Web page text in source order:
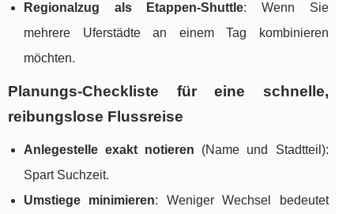
Regionalzug als Etappen-Shuttle: Wenn Sie
mehrere Uferstädte an einem Tag kombinieren
möchten.
Planungs-Checkliste für eine schnelle,
reibungslose Flussreise
Anlegestelle exakt notieren (Name und Stadtteil):
Spart Suchzeit.
Umstiege minimieren: Weniger Wechsel bedeutet